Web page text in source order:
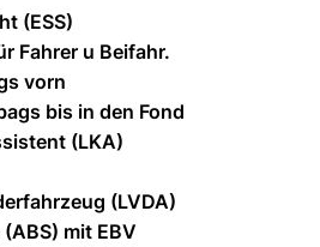
(ESS)
Fahrer u Beifahr.
vorn
bis in den Fond
(LKA)
(LVDA)
mit EBV